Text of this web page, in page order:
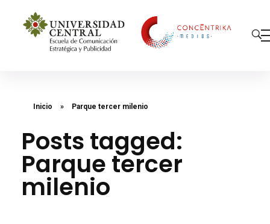
Inicio » Parque tercer milenio
Posts tagged:
Parque tercer
milenio